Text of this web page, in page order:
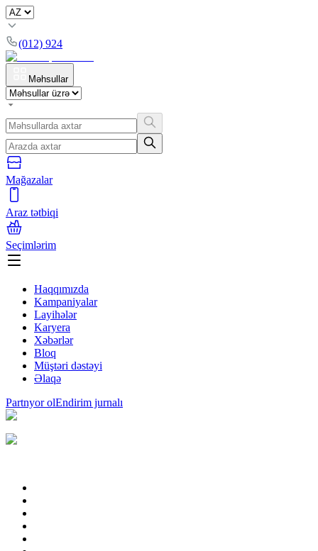
(012) 924
Məhsullar
Mağazalar
Araz tətbiqi
Seçimlərim
Haqqımızda
Kampaniyalar
Layihələr
Karyera
Xəbərlər
Bloq
Müştəri dəstəyi
Əlaqə
Partnyor olEndirim jurnalı